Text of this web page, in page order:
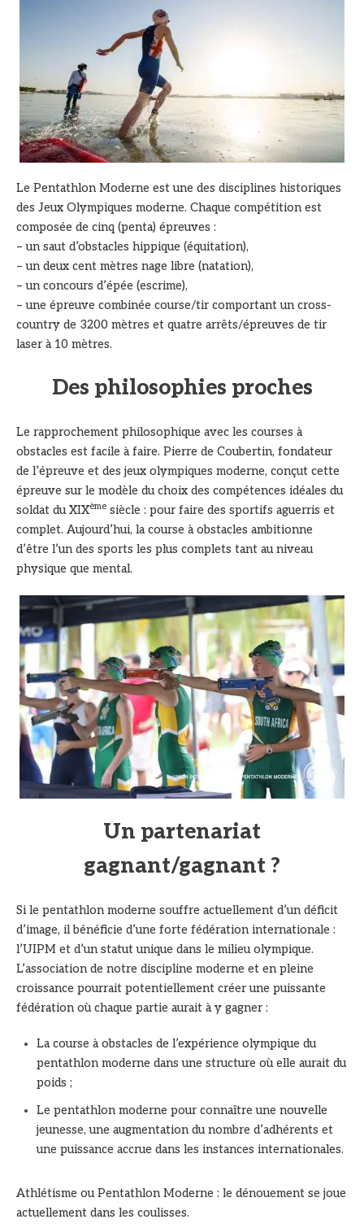
Le Pentathlon Moderne est une des disciplines historiques
des Jeux Olympiques moderne. Chaque compétition est
composée de cinq (penta) épreuves :
– un saut d’obstacles hippique (équitation),
– un deux cent mètres nage libre (natation),
– un concours d’épée (escrime),
– une épreuve combinée course/tir comportant un cross-
country de 3200 mètres et quatre arrêts/épreuves de tir
laser à 10 mètres.
Des philosophies proches
Le rapprochement philosophique avec les courses à
obstacles est facile à faire. Pierre de Coubertin, fondateur
de l’épreuve et des jeux olympiques moderne, conçut cette
épreuve sur le modèle du choix des compétences idéales du
soldat du XIXème siècle : pour faire des sportifs aguerris et
complet. Aujourd’hui, la course à obstacles ambitionne
d’être l’un des sports les plus complets tant au niveau
physique que mental.
Un partenariat
gagnant/gagnant ?
Si le pentathlon moderne souffre actuellement d’un déficit
d’image, il bénéficie d’une forte fédération internationale :
l’UIPM et d’un statut unique dans le milieu olympique.
L’association de notre discipline moderne et en pleine
croissance pourrait potentiellement créer une puissante
fédération où chaque partie aurait à y gagner :
La course à obstacles de l’expérience olympique du
pentathlon moderne dans une structure où elle aurait du
poids ;
Le pentathlon moderne pour connaître une nouvelle
jeunesse, une augmentation du nombre d’adhérents et
une puissance accrue dans les instances internationales.
Athlétisme ou Pentathlon Moderne : le dénouement se joue
actuellement dans les coulisses.